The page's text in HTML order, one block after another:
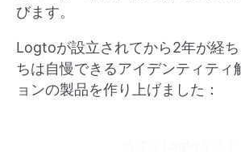
びます。
Logtoが設立されてから2年が経
ちは自慢できるアイデンティティ
ョンの製品を作り上げました：